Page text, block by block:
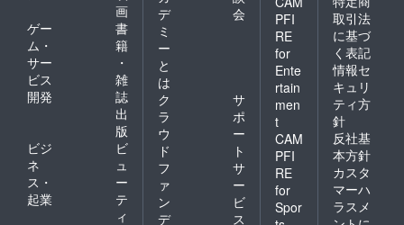
画
ゲー
ム・
サー
ビス
開発
書
籍
・
雑
誌
出
版
ビジ
ネ
ス・
起業
ビ
ュ
ー
テ
ィ
デ
ミ
ー
と
は
会
ク
ラ
ウ
ド
フ
ァ
ン
デ
サ
ポ
ー
ト
サ
ー
ビ
ス
PFI
RE
for
Ente
rtain
men
t
CAM
PFI
RE
for
Spor
取引法
に基づ
く表記
情報セ
キュリ
ティ方
針
反社基
本方針
カスタ
マーハ
ラスメ